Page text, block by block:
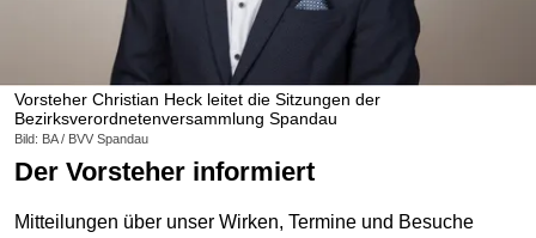
Vorsteher Christian Heck leitet die Sitzungen der
Bezirksverordnetenversammlung Spandau
Bild: BA / BVV Spandau
Der Vorsteher informiert
Mitteilungen über unser Wirken, Termine und Besuche